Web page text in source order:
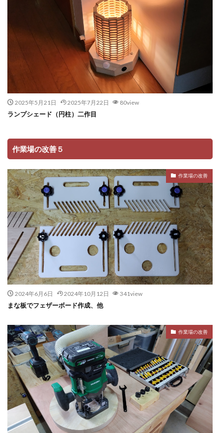
2025年5月21日 2025年7月22日 80view
ランプシェード（円柱）二作目
作業場の改善５
作業場の改善
2024年6月6日 2024年10月12日 341view
まな板でフェザーボード作成、他
作業場の改善